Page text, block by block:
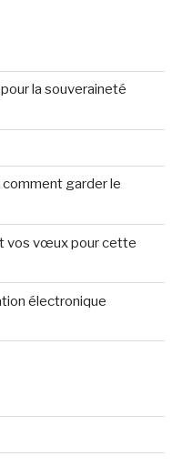
la souveraineté
garder le
vos vœux pour cette
électronique